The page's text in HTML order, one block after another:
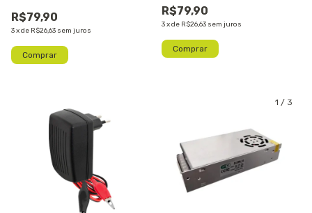
R$79,90
3xde R$26,63 sem juros
R$79,90
3xde R$26,63 sem juros
1 / 3